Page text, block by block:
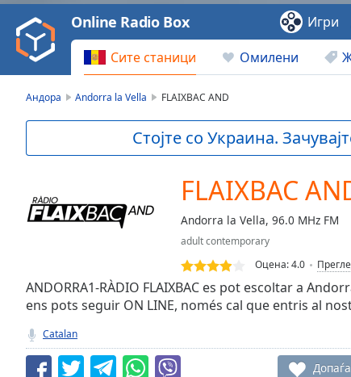
Video
Play
Backward
Skip
Current
Loaded:
0.00%
Seek to
currently
LIVE
Remaining
Сите станици Омилени
Online Radio Box Игри
Андора Andorra la Vella FLAIXBAC AND
Стојте со Украина.
FLAIXBAC
Andorra la Vella, 96.0 MHz FM
adult contemporary
Оцена:4.0
ANDORRA1-RÀDIO FLAIXBAC es pot escoltar a
ens pots seguir ON LINE, només cal que entris al
Catalan
Допаѓа